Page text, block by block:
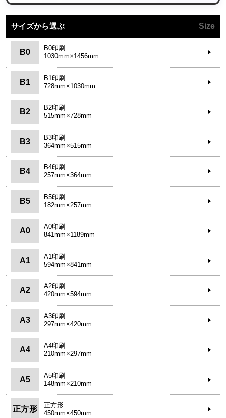
サイズから選ぶ Size
B0
B0印刷
1030mm×1456mm
B1
B1印刷
728mm×1030mm
B2
B2印刷
515mm×728mm
B3
B3印刷
364mm×515mm
B4
B4印刷
257mm×364mm
B5
B5印刷
182mm×257mm
A0
A0印刷
841mm×1189mm
A1
A1印刷
594mm×841mm
A2
A2印刷
420mm×594mm
A3
A3印刷
297mm×420mm
A4
A4印刷
210mm×297mm
A5
A5印刷
148mm×210mm
正方形
正方形
450mm×450mm